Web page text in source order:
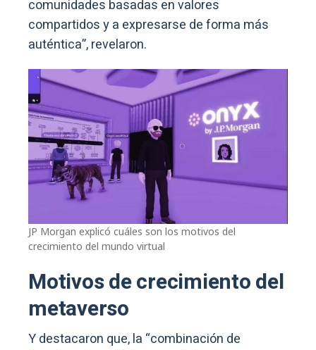
comunidades basadas en valores
compartidos y a expresarse de forma más
auténtica”, revelaron.
JP Morgan explicó cuáles son los motivos del
crecimiento del mundo virtual
Motivos de crecimiento del
metaverso
Y destacaron que, la “combinación de